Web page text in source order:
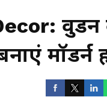
वुडन
मॉडर्न